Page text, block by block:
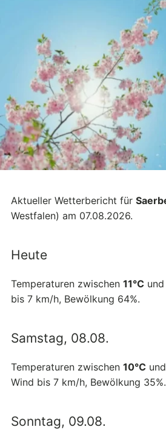
Aktueller Wetterbericht für
Westfalen) am 07.08.2026.
Heute
Temperaturen zwischen 11°C und
bis 7 km/h, Bewölkung 64%.
Samstag, 08.08.
Temperaturen zwischen 10°C und
Wind bis 7 km/h, Bewölkung 35%.
Sonntag, 09.08.